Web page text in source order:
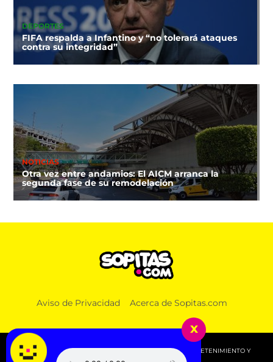
DEPORTES
FIFA respalda a Infantino y “no tolerará ataques
contra su integridad”
NOTICIAS
Otra vez entre andamios: El AICM arranca la
segunda fase de su remodelación
Aviso de Privacidad Acerca de Sopitas.com
© 2026 SOPITAS.COM - MÚSICA, NOTICIAS, DEPORTES, ENTRETENIMIENTO Y
x